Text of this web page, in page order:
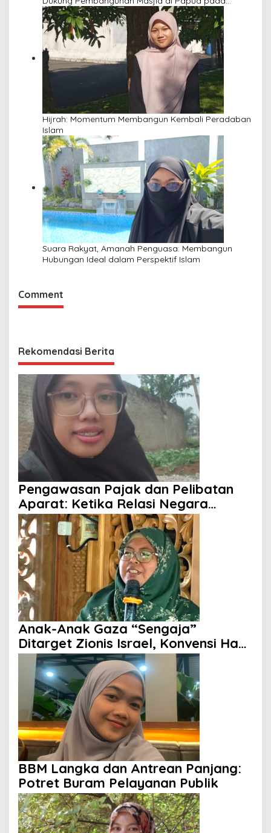
Pengajian Yayasan Alimbas Insan Cita
Hijrah: Momentum Membangun Kembali Peradaban
Islam
Suara Rakyat, Amanah Penguasa: Membangun
Hubungan Ideal dalam Perspektif Islam
Comment
Rekomendasi Berita
Pengawasan Pajak dan Pelibatan
Aparat: Ketika Relasi Negara
dengan Rakyat Dipertanyakan
Anak-Anak Gaza “Sengaja”
Ditarget Zionis Israel, Konvensi Hak
Anak Tak Berdaya
BBM Langka dan Antrean Panjang:
Potret Buram Pelayanan Publik